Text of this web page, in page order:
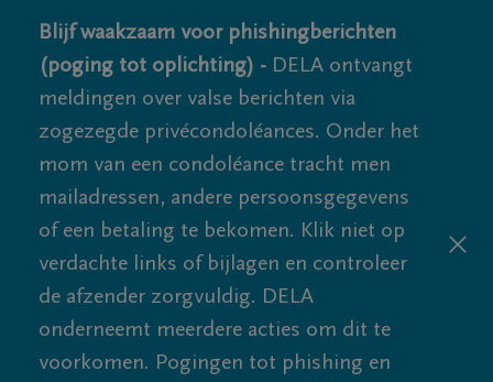
Blijf waakzaam voor phishingberichten
(poging tot oplichting) - DELA ontvangt
meldingen over valse berichten via
zogezegde privécondoléances. Onder het
mom van een condoléance tracht men
mailadressen, andere persoonsgegevens
of een betaling te bekomen. Klik niet op
verdachte links of bijlagen en controleer
de afzender zorgvuldig. DELA
onderneemt meerdere acties om dit te
voorkomen. Pogingen tot phishing en